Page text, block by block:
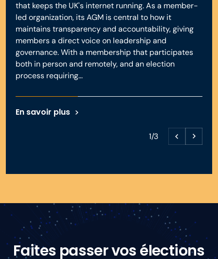
that keeps the UK's internet running. As a member-
led organization, its AGM is central to how it
maintains transparency and accountability, giving
members a direct voice on leadership and
governance. With a membership that participates
both in person and remotely, and an election
process requiring...
En savoir plus
1/3
Faites passer vos élections